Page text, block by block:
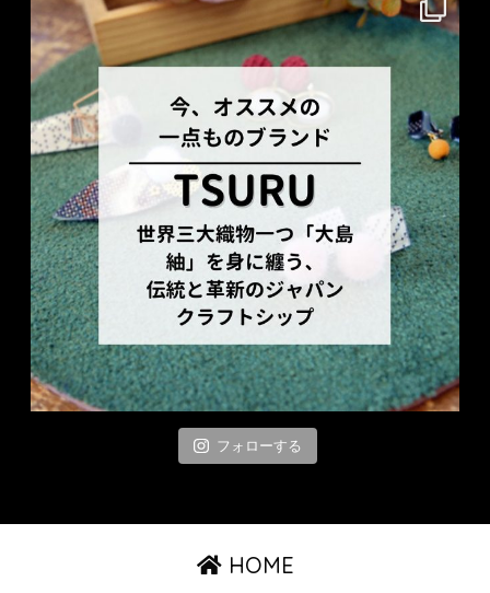
フォローする
HOME